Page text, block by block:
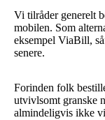
Vi tilråder generelt
mobilen. Som
eksempel ViaBill,
senere.
Forinden folk
utvivlsomt granske
almindeligvis ikke